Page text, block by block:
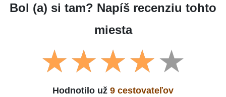
Bol (a) si tam? Napíš recenziu tohto
miesta
Hodnotilo už 9 cestovateľov